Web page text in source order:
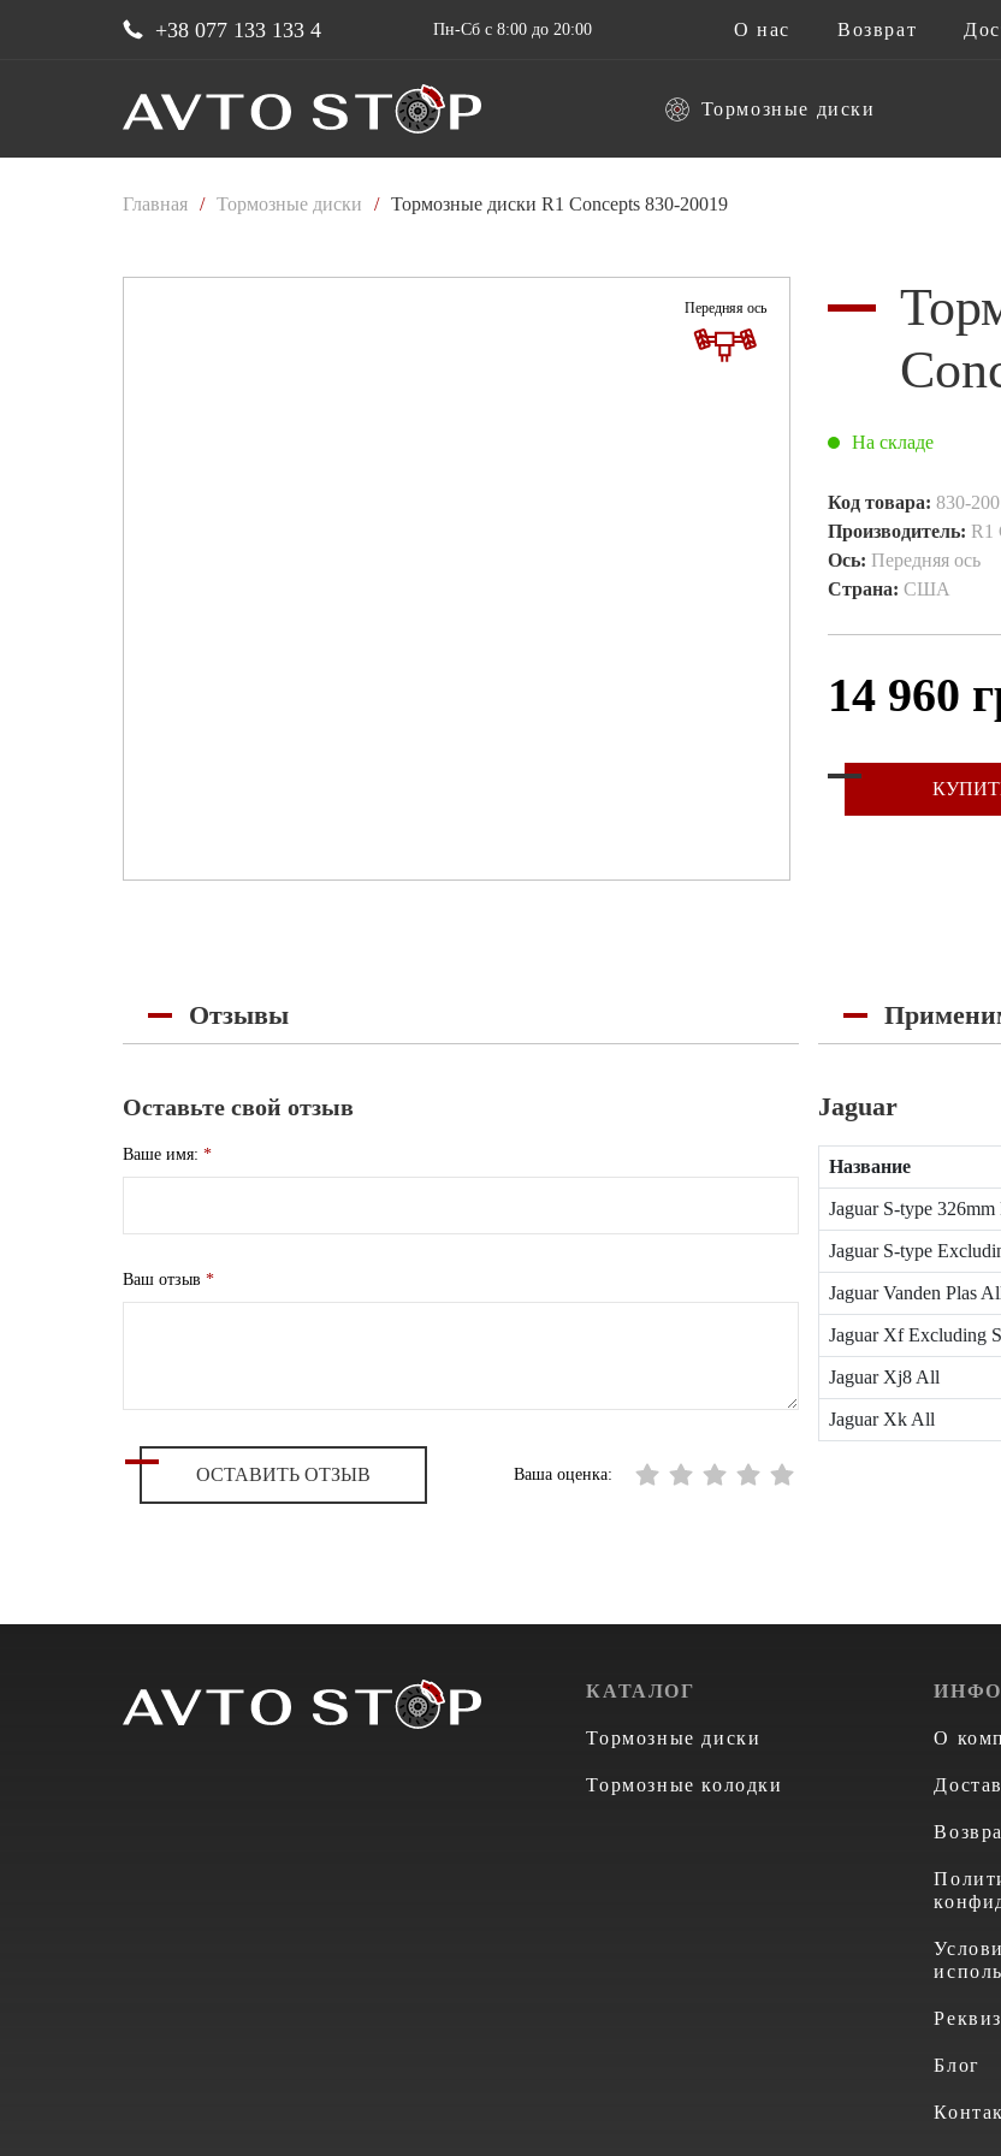
+38 077 133 133 4 Пн-Сб с 8:00 до 20:00 О нас Возврат
Тормозные диски
Главная / Тормозные диски / Тормозные диски R1 Concepts 830-20019
Передняя ось
На складе
Код товара: 830-
Производитель: R1
Ось: Передняя ось
Страна: США
14 960
Отзывы
Оставьте свой отзыв
Ваше имя: *
Ваш отзыв *
ОСТАВИТЬ ОТЗЫВ Ваша оценка:
Jaguar
Название
Jaguar S-type 326mm
Jaguar S-type
Jaguar Vanden Plas
Jaguar Xf Excluding
Jaguar Xj8 All
Jaguar Xk All
КАТАЛОГ
Тормозные диски
Тормозные колодки
О
Блог